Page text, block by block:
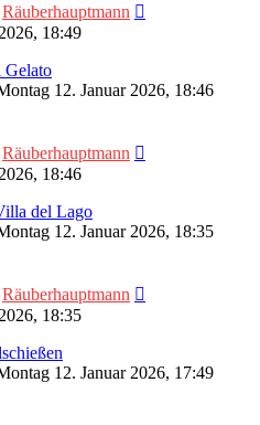
Räuberhauptmann
18:49
Gelato
12. Januar 2026, 18:46
Räuberhauptmann
18:46
del Lago
12. Januar 2026, 18:35
Räuberhauptmann
18:35
12. Januar 2026, 17:49